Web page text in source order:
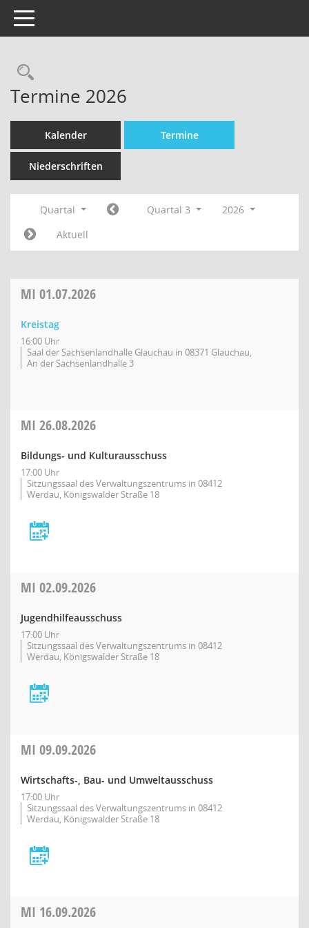
Toggle navigation
Termine 2026
Kalender Termine
Niederschriften
Quartal Quartal 3
2026
Aktuell
MI 01.07.2026
Kreistag
16:00 Uhr
Saal der Sachsenlandhalle Glauchau in 08371 Glauchau,
An der Sachsenlandhalle 3
MI 26.08.2026
Bildungs- und Kulturausschuss
17:00 Uhr
Sitzungssaal des Verwaltungszentrums in 08412
Werdau, Königswalder Straße 18
MI 02.09.2026
Jugendhilfeausschuss
17:00 Uhr
Sitzungssaal des Verwaltungszentrums in 08412
Werdau, Königswalder Straße 18
MI 09.09.2026
Wirtschafts-, Bau- und Umweltausschuss
17:00 Uhr
Sitzungssaal des Verwaltungszentrums in 08412
Werdau, Königswalder Straße 18
MI 16.09.2026